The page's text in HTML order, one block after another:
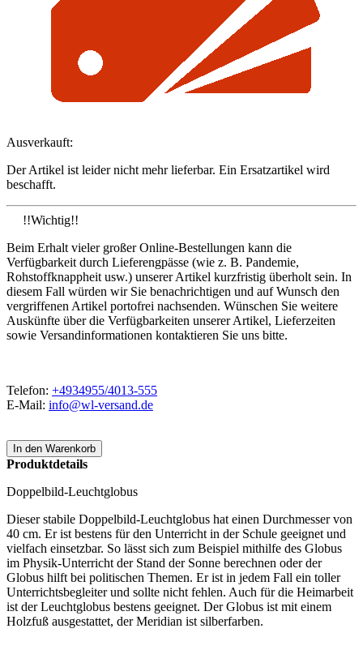
Ausverkauft:
Der Artikel ist leider nicht mehr lieferbar. Ein Ersatzartikel wird
beschafft.
!!Wichtig!!
Beim Erhalt vieler großer Online-Bestellungen kann die
Verfügbarkeit durch Lieferengpässe (wie z. B. Pandemie,
Rohstoffknappheit usw.) unserer Artikel kurzfristig überholt sein. In
diesem Fall würden wir Sie benachrichtigen und auf Wunsch den
vergriffenen Artikel portofrei nachsenden. Wünschen Sie weitere
Auskünfte über die Verfügbarkeiten unserer Artikel, Lieferzeiten
sowie Versandinformationen kontaktieren Sie uns bitte.
Telefon: +4934955/4013-555
E-Mail: info@wl-versand.de
Produktdetails
Doppelbild-Leuchtglobus
Dieser stabile Doppelbild-Leuchtglobus hat einen Durchmesser von
40 cm. Er ist bestens für den Unterricht in der Schule geeignet und
vielfach einsetzbar. So lässt sich zum Beispiel mithilfe des Globus
im Physik-Unterricht der Stand der Sonne berechnen oder der
Globus hilft bei politischen Themen. Er ist in jedem Fall ein toller
Unterrichtsbegleiter und sollte nicht fehlen. Auch für die Heimarbeit
ist der Leuchtglobus bestens geeignet. Der Globus ist mit einem
Holzfuß ausgestattet, der Meridian ist silberfarben.